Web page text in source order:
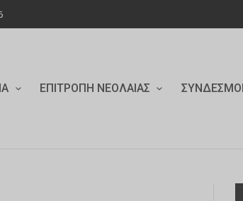
ΕΠΙΤΡΟΠΉ ΝΕΟΛΑΊΑΣ